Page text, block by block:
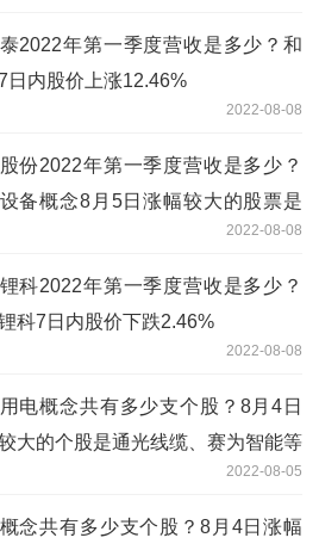
2022年第一季度营收是多少？和
日内股价上涨12.46%
2022-08-08
份2022年第一季度营收是多少？
备概念8月5日涨幅较大的股票是
2022-08-08
科2022年第一季度营收是多少？
科7日内股价下跌2.46%
2022-08-08
电概念共有多少支个股？8月4日
大的个股是通光线缆、赛为智能等
2022-08-05
念共有多少支个股？8月4日涨幅